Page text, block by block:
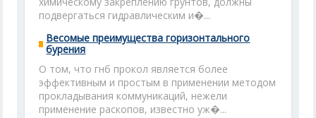
подвергаться гидравлическим и�...
Весомые преимущества горизонтального
бурения
О том, что гнб прокол является более
эффективным и простым в применении методом
прокладывания коммуникаций, нежели
применение раскопов, известно уж�...